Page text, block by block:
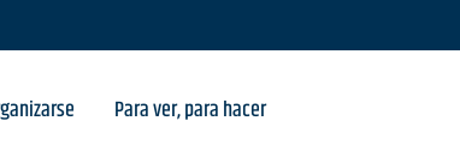
Para ver, para hacer